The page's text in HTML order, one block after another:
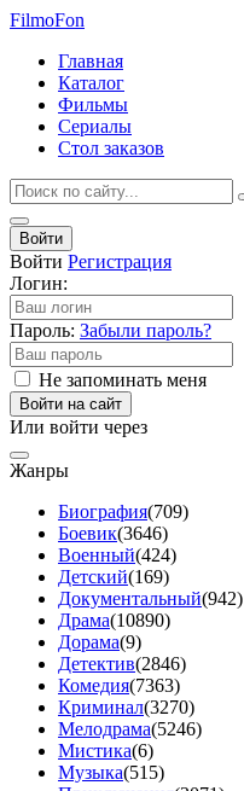
FilmoFon
Главная
Каталог
Фильмы
Сериалы
Стол заказов
Войти
Войти Регистрация
Логин:
Пароль: Забыли пароль?
Не запоминать меня
Войти на сайт
Или войти через
Жанры
Биография(709)
Боевик(3646)
Военный(424)
Детский(169)
Документальный(942)
Драма(10890)
Дорама(9)
Детектив(2846)
Комедия(7363)
Криминал(3270)
Мелодрама(5246)
Мистика(6)
Музыка(515)